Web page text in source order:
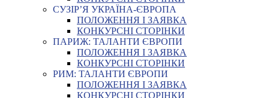
СУЗІР’Я УКРАЇНА-ЄВРОПА
ПОЛОЖЕННЯ І ЗАЯВКА
КОНКУРСНІ СТОРІНКИ
ПАРИЖ: ТАЛАНТИ ЄВРОПИ
ПОЛОЖЕННЯ І ЗАЯВКА
КОНКУРСНІ СТОРІНКИ
РИМ: ТАЛАНТИ ЄВРОПИ
ПОЛОЖЕННЯ І ЗАЯВКА
КОНКУРСНІ СТОРІНКИ